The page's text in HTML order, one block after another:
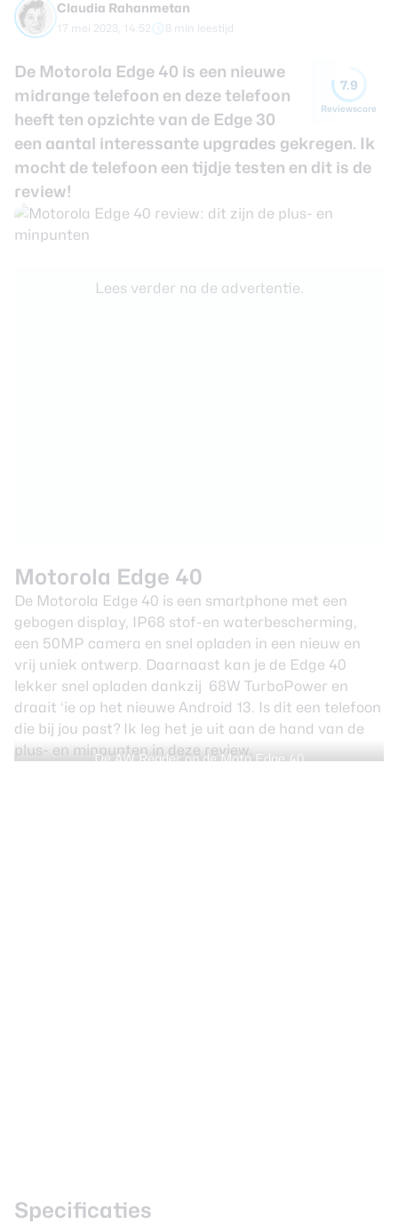
Claudia Rahanmetan
17 mei 2023, 14:52 8 min leestijd
7.9
Reviewscore
De Motorola Edge 40 is een nieuwe
midrange telefoon en deze telefoon
heeft ten opzichte van de Edge 30
een aantal interessante upgrades gekregen. Ik
mocht de telefoon een tijdje testen en dit is de
review!
Lees verder na de advertentie.
Motorola Edge 40
De Motorola Edge 40 is een smartphone met een
gebogen display, IP68 stof-en waterbescherming,
een 50MP camera en snel opladen in een nieuw en
vrij uniek ontwerp. Daarnaast kan je de Edge 40
lekker snel opladen dankzij 68W TurboPower en
draait ‘ie op het nieuwe Android 13. Is dit een telefoon
die bij jou past? Ik leg het je uit aan de hand van de
plus- en minpunten in deze review.
De AW Reader op de Moto Edge 40
Specificaties